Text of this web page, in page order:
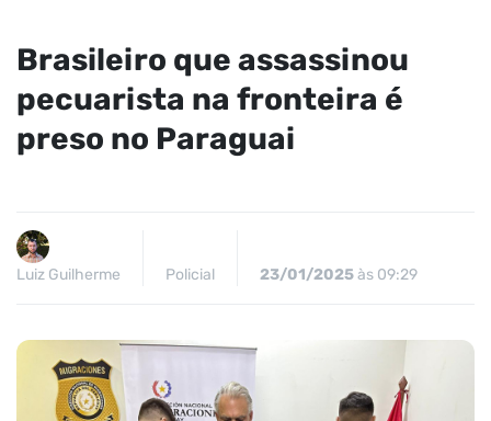
Brasileiro que assassinou
pecuarista na fronteira é
preso no Paraguai
Luiz Guilherme Policial 23/01/2025às 09:29